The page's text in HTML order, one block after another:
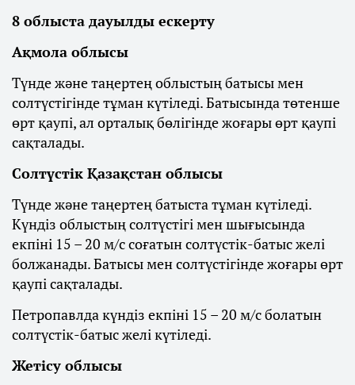
8 облыста дауылды ескерту
Ақмола облысы
Түнде және таңертең облыстың батысы мен
солтүстігінде тұман күтіледі. Батысында төтенше
өрт қаупі, ал орталық бөлігінде жоғары өрт қаупі
сақталады.
Солтүстік Қазақстан облысы
Түнде және таңертең батыста тұман күтіледі.
Күндіз облыстың солтүстігі мен шығысында
екпіні 15 – 20 м/с соғатын солтүстік-батыс желі
болжанады. Батысы мен солтүстігінде жоғары өрт
қаупі сақталады.
Петропавлда күндіз екпіні 15 – 20 м/с болатын
солтүстік-батыс желі күтіледі.
Жетісу облысы